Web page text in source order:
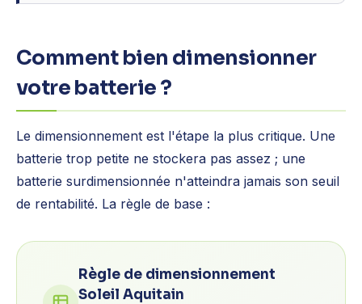
Comment bien dimensionner
votre batterie ?
Le dimensionnement est l'étape la plus critique. Une
batterie trop petite ne stockera pas assez ; une
batterie surdimensionnée n'atteindra jamais son seuil
de rentabilité. La règle de base :
Règle de dimensionnement
Soleil Aquitain